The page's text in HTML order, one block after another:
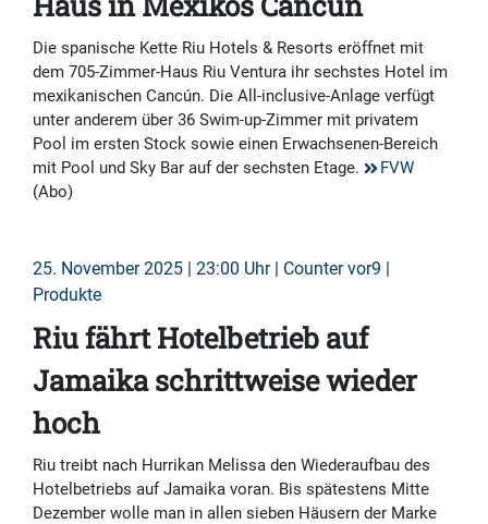
Die spanische Kette Riu Hotels & Resorts eröffnet mit
dem 705-Zimmer-Haus Riu Ventura ihr sechstes Hotel im
mexikanischen Cancún. Die All-inclusive-Anlage verfügt
unter anderem über 36 Swim-up-Zimmer mit privatem
Pool im ersten Stock sowie einen Erwachsenen-Bereich
mit Pool und Sky Bar auf der sechsten Etage.
FVW
(Abo)
25. November 2025 | 23:00 Uhr | Counter vor9 |
Produkte
Riu fährt Hotelbetrieb auf
Jamaika schrittweise wieder
hoch
Riu treibt nach Hurrikan Melissa den Wiederaufbau des
Hotelbetriebs auf Jamaika voran. Bis spätestens Mitte
Dezember wolle man in allen sieben Häusern der Marke